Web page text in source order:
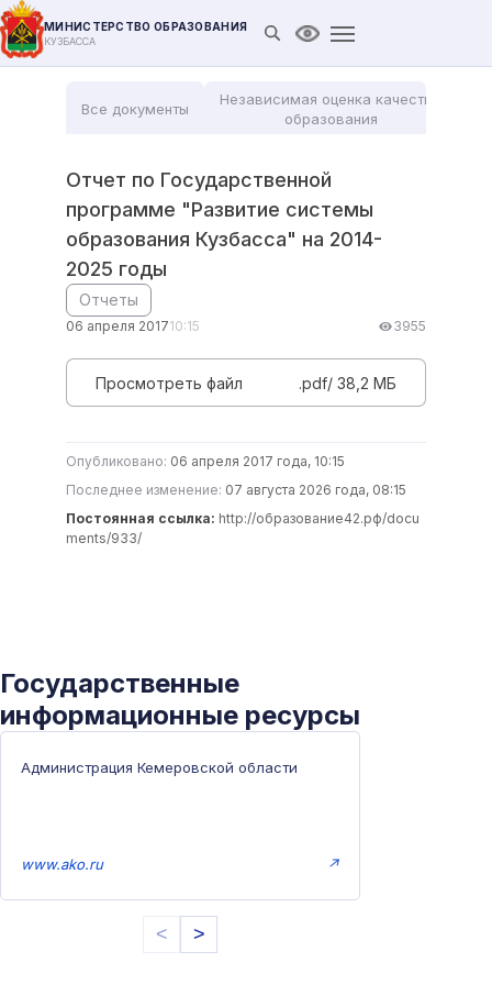
МИНИСТЕРСТВО ОБРАЗОВАНИЯ
КУЗБАССА Открыть поиск
Версия для
Все документы
Независимая оценка качества
образования
Отчет по Государственной
программе "Развитие системы
образования Кузбасса" на 2014-
2025 годы
Отчеты
06 апреля 201710:15 3955
Просмотреть файл .pdf/ 38,2 MБ
Опубликовано: 06 апреля 2017 года, 10:15
Последнее изменение: 07 августа 2026 года, 08:15
Постоянная ссылка: http://образование42.рф/docu
ments/933/
Государственные
информационные ресурсы
Администрация Кемеровской области
www.ako.ru ↗
< >